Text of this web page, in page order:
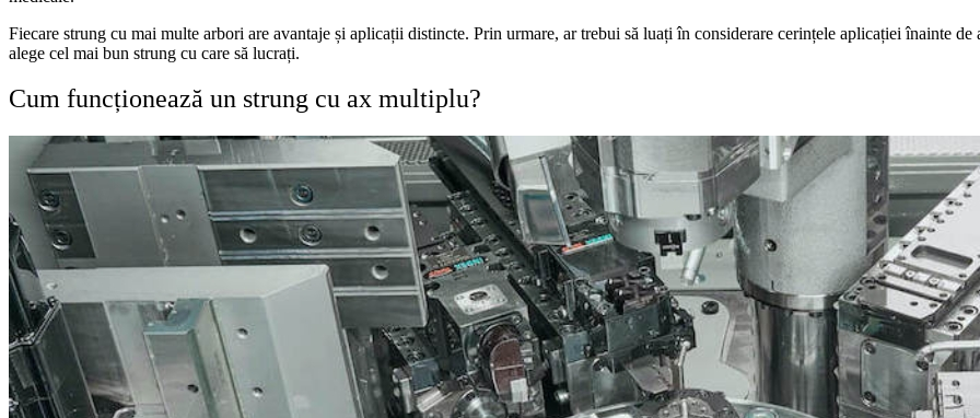
Fiecare strung cu mai multe arbori are avantaje și aplicații distincte. Prin urmare, ar trebui să luați în considerare cerințele aplicației înainte de
alege cel mai bun strung cu care să lucrați.
Cum funcționează un strung cu ax multiplu?